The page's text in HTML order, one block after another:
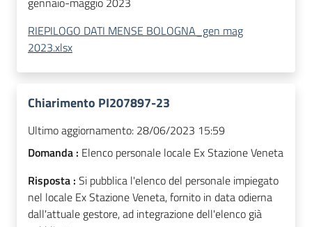
RIEPILOGO DATI MENSE BOLOGNA_gen mag
2023.xlsx
Chiarimento PI207897-23
Ultimo aggiornamento: 28/06/2023 15:59
Domanda : Elenco personale locale Ex Stazione Veneta
Risposta : Si pubblica l'elenco del personale impiegato
nel locale Ex Stazione Veneta, fornito in data odierna
dall'attuale gestore, ad integrazione dell'elenco già